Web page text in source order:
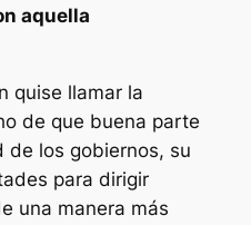
aquella
quise llamar la
de que buena parte
de los gobiernos, su
para dirigir
una manera más